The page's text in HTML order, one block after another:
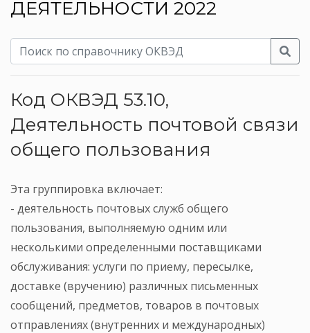
ДЕЯТЕЛЬНОСТИ 2022
Код ОКВЭД 53.10,
Деятельность почтовой связи
общего пользования
Эта группировка включает:
- деятельность почтовых служб общего
пользования, выполняемую одним или
несколькими определенными поставщиками
обслуживания: услуги по приему, пересылке,
доставке (вручению) различных письменных
сообщений, предметов, товаров в почтовых
отправлениях (внутренних и международных)